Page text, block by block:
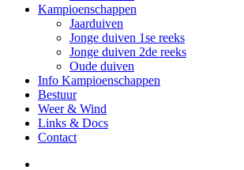
Kampioenschappen
Jaarduiven
Jonge duiven 1se reeks
Jonge duiven 2de reeks
Oude duiven
Info Kampioenschappen
Bestuur
Weer & Wind
Links & Docs
Contact